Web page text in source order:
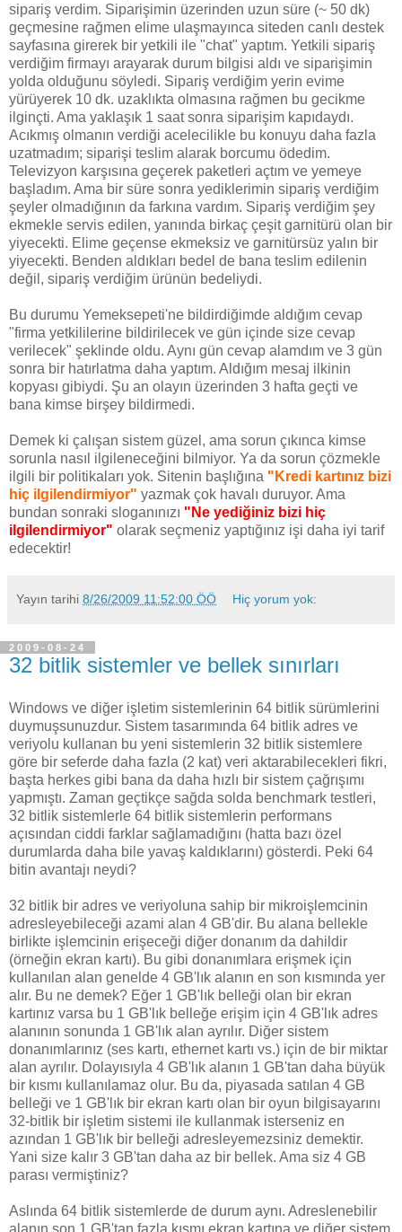
sipariş verdim. Siparişimin üzerinden uzun süre (~ 50 dk)
geçmesine rağmen elime ulaşmayınca siteden canlı destek
sayfasına girerek bir yetkili ile "chat" yaptım. Yetkili sipariş
verdiğim firmayı arayarak durum bilgisi aldı ve siparişimin
yolda olduğunu söyledi. Sipariş verdiğim yerin evime
yürüyerek 10 dk. uzaklıkta olmasına rağmen bu gecikme
ilginçti. Ama yaklaşık 1 saat sonra siparişim kapıdaydı.
Acıkmış olmanın verdiği acelecilikle bu konuyu daha fazla
uzatmadım; siparişi teslim alarak borcumu ödedim.
Televizyon karşısına geçerek paketleri açtım ve yemeye
başladım. Ama bir süre sonra yediklerimin sipariş verdiğim
şeyler olmadığının da farkına vardım. Sipariş verdiğim şey
ekmekle servis edilen, yanında birkaç çeşit garnitürü olan bir
yiyecekti. Elime geçense ekmeksiz ve garnitürsüz yalın bir
yiyecekti. Benden aldıkları bedel de bana teslim edilenin
değil, sipariş verdiğim ürünün bedeliydi.
Bu durumu Yemeksepeti'ne bildirdiğimde aldığım cevap
"firma yetkililerine bildirilecek ve gün içinde size cevap
verilecek" şeklinde oldu. Aynı gün cevap alamdım ve 3 gün
sonra bir hatırlatma daha yaptım. Aldığım mesaj ilkinin
kopyası gibiydi. Şu an olayın üzerinden 3 hafta geçti ve
bana kimse birşey bildirmedi.
Demek ki çalışan sistem güzel, ama sorun çıkınca kimse
sorunla nasıl ilgileneceğini bilmiyor. Ya da sorun çözmekle
ilgili bir politikaları yok. Sitenin başlığına "Kredi kartınız bizi
hiç ilgilendirmiyor" yazmak çok havalı duruyor. Ama
bundan sonraki sloganınızı "Ne yediğiniz bizi hiç
ilgilendirmiyor" olarak seçmeniz yaptığınız işi daha iyi tarif
edecektir!
Yayın tarihi 8/26/2009 11:52:00 ÖÖ Hiç yorum yok:
2009-08-24
32 bitlik sistemler ve bellek sınırları
Windows ve diğer işletim sistemlerinin 64 bitlik sürümlerini
duymuşsunuzdur. Sistem tasarımında 64 bitlik adres ve
veriyolu kullanan bu yeni sistemlerin 32 bitlik sistemlere
göre bir seferde daha fazla (2 kat) veri aktarabilecekleri fikri,
başta herkes gibi bana da daha hızlı bir sistem çağrışımı
yapmıştı. Zaman geçtikçe sağda solda benchmark testleri,
32 bitlik sistemlerle 64 bitlik sistemlerin performans
açısından ciddi farklar sağlamadığını (hatta bazı özel
durumlarda daha bile yavaş kaldıklarını) gösterdi. Peki 64
bitin avantajı neydi?
32 bitlik bir adres ve veriyoluna sahip bir mikroişlemcinin
adresleyebileceği azami alan 4 GB'dir. Bu alana bellekle
birlikte işlemcinin erişeceği diğer donanım da dahildir
(örneğin ekran kartı). Bu gibi donanımlara erişmek için
kullanılan alan genelde 4 GB'lık alanın en son kısmında yer
alır. Bu ne demek? Eğer 1 GB'lık belleği olan bir ekran
kartınız varsa bu 1 GB'lık belleğe erişim için 4 GB'lık adres
alanının sonunda 1 GB'lık alan ayrılır. Diğer sistem
donanımlarınız (ses kartı, ethernet kartı vs.) için de bir miktar
alan ayrılır. Dolayısıyla 4 GB'lık alanın 1 GB'tan daha büyük
bir kısmı kullanılamaz olur. Bu da, piyasada satılan 4 GB
belleği ve 1 GB'lık bir ekran kartı olan bir oyun bilgisayarını
32-bitlik bir işletim sistemi ile kullanmak isterseniz en
azından 1 GB'lık bir belleği adresleyemezsiniz demektir.
Yani size kalır 3 GB'tan daha az bir bellek. Ama siz 4 GB
parası vermiştiniz?
Aslında 64 bitlik sistemlerde de durum aynı. Adreslenebilir
alanın son 1 GB'tan fazla kısmı ekran kartına ve diğer sistem